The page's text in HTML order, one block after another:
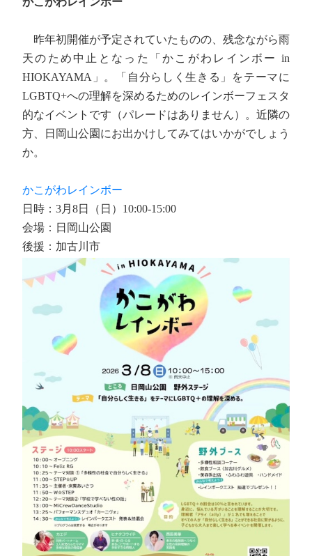
昨年初開催が予定されていたものの、残念ながら雨
天のため中止となった「かこがわレインボー in
HIOKAYAMA」。「自分らしく生きる」をテーマに
LGBTQ+への理解を深めるためのレインボーフェスタ
的なイベントです（パレードはありません）。近隣の
方、日岡山公園にお出かけしてみてはいかがでしょう
か。
かこがわレインボー
日時：3月8日（日）10:00-15:00
会場：日岡山公園
後援：加古川市